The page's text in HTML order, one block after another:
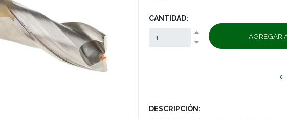
CANTIDAD:
DESCRIPCIÓN: